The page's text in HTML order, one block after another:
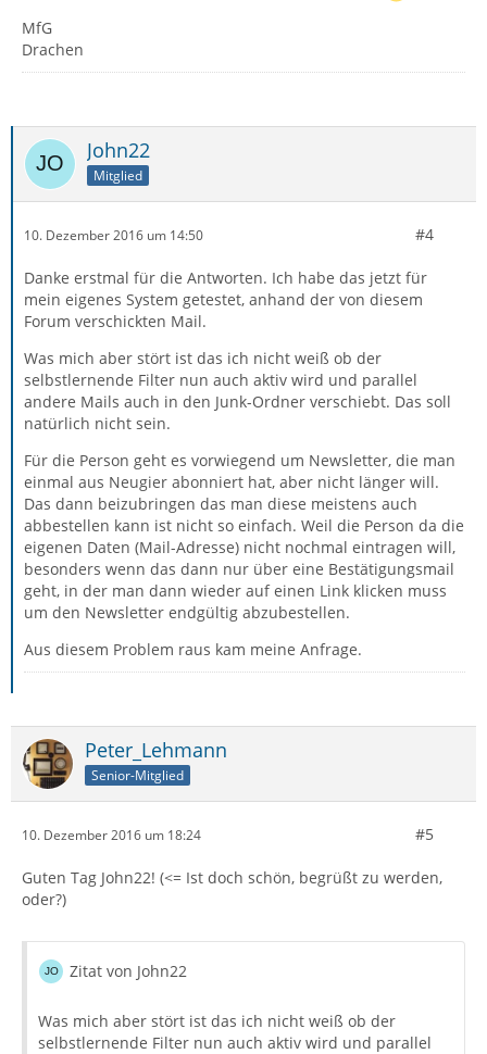
MfG
Drachen
John22
Mitglied
10. Dezember 2016 um 14:50 #4
Danke erstmal für die Antworten. Ich habe das jetzt für
mein eigenes System getestet, anhand der von diesem
Forum verschickten Mail.
Was mich aber stört ist das ich nicht weiß ob der
selbstlernende Filter nun auch aktiv wird und parallel
andere Mails auch in den Junk-Ordner verschiebt. Das soll
natürlich nicht sein.
Für die Person geht es vorwiegend um Newsletter, die man
einmal aus Neugier abonniert hat, aber nicht länger will.
Das dann beizubringen das man diese meistens auch
abbestellen kann ist nicht so einfach. Weil die Person da die
eigenen Daten (Mail-Adresse) nicht nochmal eintragen will,
besonders wenn das dann nur über eine Bestätigungsmail
geht, in der man dann wieder auf einen Link klicken muss
um den Newsletter endgültig abzubestellen.
Aus diesem Problem raus kam meine Anfrage.
Peter_Lehmann
Senior-Mitglied
10. Dezember 2016 um 18:24 #5
Guten Tag John22! (<= Ist doch schön, begrüßt zu werden,
oder?)
Zitat von John22
Was mich aber stört ist das ich nicht weiß ob der
selbstlernende Filter nun auch aktiv wird und parallel